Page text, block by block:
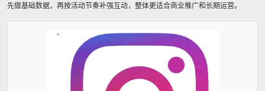
先做基础数据，再按活动节奏补强互动，整体更适合商业推广和长期运营。